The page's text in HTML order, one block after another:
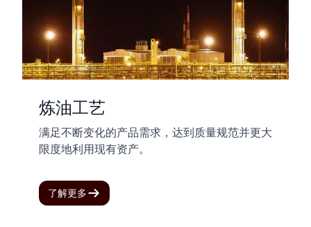
炼油工艺
满足不断变化的产品需求，达到质量规范并更大
限度地利用现有资产。
了解更多